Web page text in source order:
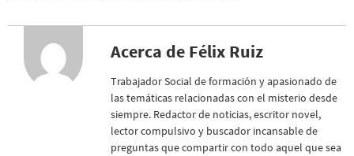
Acerca de Félix Ruiz
Trabajador Social de formación y apasionado de
las temáticas relacionadas con el misterio desde
siempre. Redactor de noticias, escritor novel,
lector compulsivo y buscador incansable de
preguntas que compartir con todo aquel que sea